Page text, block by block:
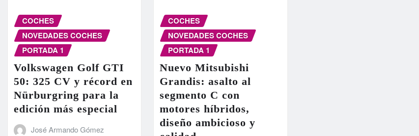
COCHES
NOVEDADES COCHES
PORTADA 1
Volkswagen Golf GTI
50: 325 CV y récord en
Nürburgring para la
edición más especial
José Armando Gómez
COCHES
NOVEDADES COCHES
PORTADA 1
Nuevo Mitsubishi
Grandis: asalto al
segmento C con
motores híbridos,
diseño ambicioso y